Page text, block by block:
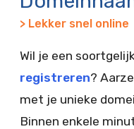
> Lekker snel online
Wil je een
registreren?
met je unieke
Binnen enkele